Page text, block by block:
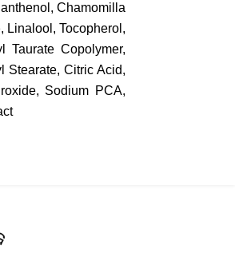
Chamomilla
Linalool, Tocopherol,
Taurate Copolymer,
Stearate, Citric Acid,
Sodium PCA,